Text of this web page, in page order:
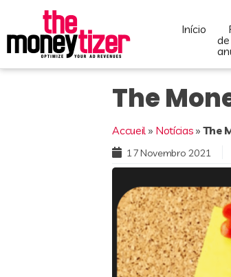
início
de
The
Accueil » Notícias »The
17 Novembro 2021